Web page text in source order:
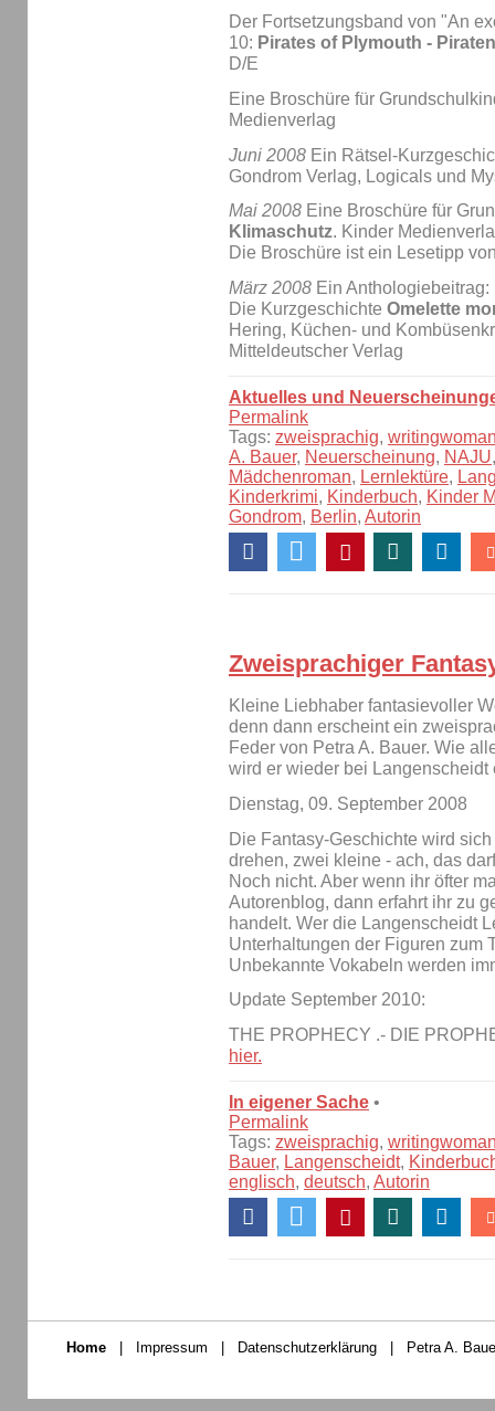
Der Fortsetzungsband von "An
10: Pirates of Plymouth -
D/E
Eine Broschüre für
Medienverlag
Juni 2008 Ein Rätsel-
Gondrom Verlag, Logicals und
Mai 2008 Eine Broschüre für
Klimaschutz. Kinder
Die Broschüre ist ein Lesetipp
März 2008 Ein Anthologiebeitrag:
Die Kurzgeschichte Omelette
Hering, Küchen- und
Mitteldeutscher Verlag
Aktuelles und
Permalink
Tags: zweisprachig,
A. Bauer, Neuerscheinung, NAJU
Mädchenroman, Lernlektüre,
Kinderkrimi, Kinderbuch, Kinder
Gondrom, Berlin, Autorin
Zweisprachiger
Kleine Liebhaber fantasievoller
denn dann erscheint ein
Feder von Petra A. Bauer. Wie
wird er wieder bei Langenscheidt
Dienstag, 09. September 2008
Die Fantasy-Geschichte wird
drehen, zwei kleine - ach, das
Noch nicht. Aber wenn ihr öfter
Autorenblog, dann erfahrt ihr zu
handelt. Wer die Langenscheidt
Unterhaltungen der Figuren zum
Unbekannte Vokabeln werden
Update September 2010:
THE PROPHECY .- DIE
hier.
In eigener Sache •
Permalink
Tags: zweisprachig,
Bauer, Langenscheidt,
englisch, deutsch, Autorin
Home Impressum Datenschutzerklärung Petra A.